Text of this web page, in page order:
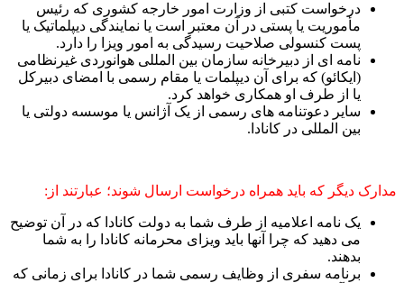
درخواست کتبی از وزارت امور خارجه کشوری که رئیس
مأموریت یا پستی در آن معتبر است یا نمایندگی دیپلماتیک یا
پست کنسولی صلاحیت رسیدگی به امور ویزا را دارد.
نامه ای از دبیرخانه سازمان بین المللی هوانوردی غیرنظامی
(ایکائو) که برای آن دیپلمات یا مقام رسمی با امضای دبیرکل
یا از طرف او همکاری خواهد کرد.
سایر دعوتنامه های رسمی از یک آژانس یا موسسه دولتی یا
بین المللی در کانادا.
مدارک دیگر که باید همراه درخواست ارسال شوند؛ عبارتند از:
یک نامه اعلامیه از طرف شما به دولت کانادا که در آن توضیح
می دهید که چرا آنها باید ویزای محرمانه کانادا را به شما
بدهند.
برنامه سفری از وظایف رسمی شما در کانادا برای زمانی که